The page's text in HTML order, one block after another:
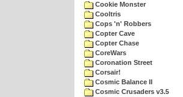
Cookie Monster
Cooltris
Cops 'n' Robbers
Copter Cave
Copter Chase
CoreWars
Coronation Street
Corsair!
Cosmic Balance II
Cosmic Crusaders v3.5